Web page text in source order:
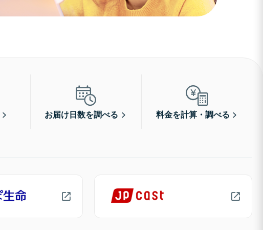
お届け日数を調べる 料金を計算・調べる